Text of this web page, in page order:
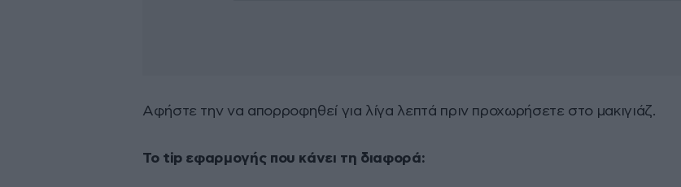
Αφήστε την να απορροφηθεί για λίγα λεπτά πριν προχωρήσετε στο μακιγιάζ.
Το tip εφαρμογής που κάνει τη διαφορά: